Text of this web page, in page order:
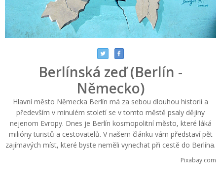
Berlínská zeď (Berlín -
Německo)
Hlavní město Německa Berlín má za sebou dlouhou historii a
především v minulém století se v tomto městě psaly dějiny
nejenom Evropy. Dnes je Berlín kosmopolitní město, které láká
milióny turistů a cestovatelů. V našem článku vám představí pět
zajímavých míst, které byste neměli vynechat při cestě do Berlína.
Pixabay.com